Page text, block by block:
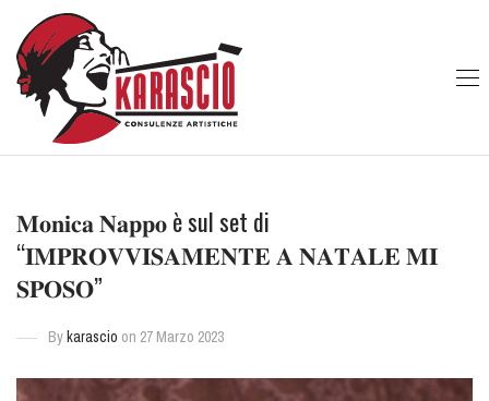
𝐌𝐨𝐧𝐢𝐜𝐚 𝐍𝐚𝐩𝐩𝐨 è sul set di
“𝐈𝐌𝐏𝐑𝐎𝐕𝐕𝐈𝐒𝐀𝐌𝐄𝐍𝐓𝐄 𝐀 𝐍𝐀𝐓𝐀𝐋𝐄 𝐌𝐈
𝐒𝐏𝐎𝐒𝐎”
Bykarascio on 27 Marzo 2023